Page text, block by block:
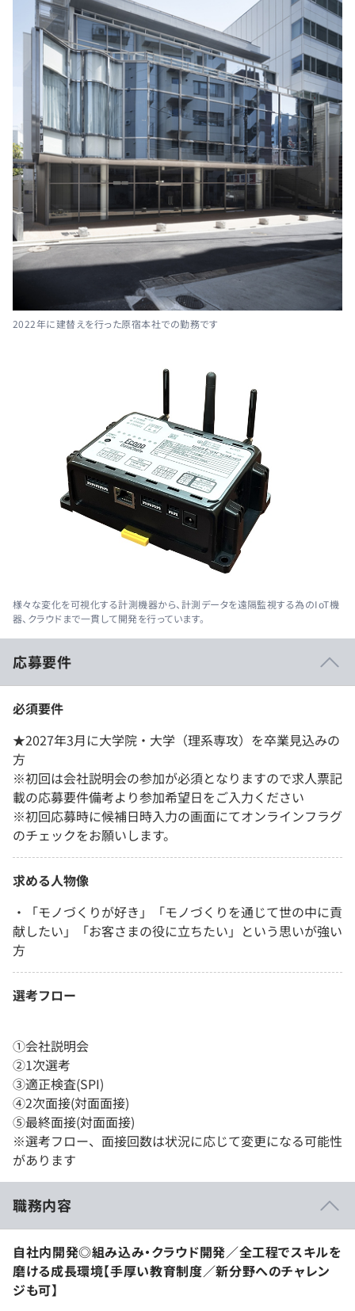
2022年に建替えを行った原宿本社での勤務です
様々な変化を可視化する計測機器から、計測データを遠隔監視する為のIoT機
器、クラウドまで一貫して開発を行っています。
応募要件
必須要件
★2027年3月に大学院・大学（理系専攻）を卒業見込みの
方
※初回は会社説明会の参加が必須となりますので求人票記
載の応募要件備考より参加希望日をご入力ください
※初回応募時に候補日時入力の画面にてオンラインフラグ
のチェックをお願いします。
求める人物像
・「モノづくりが好き」「モノづくりを通じて世の中に貢
献したい」「お客さまの役に立ちたい」という思いが強い
方
選考フロー
①会社説明会
②1次選考
③適正検査(SPI)
④2次面接(対面面接)
⑤最終面接(対面面接)
※選考フロー、面接回数は状況に応じて変更になる可能性
があります
職務内容
自社内開発◎組み込み・クラウド開発／全工程でスキルを
磨ける成長環境【手厚い教育制度／新分野へのチャレン
ジも可】